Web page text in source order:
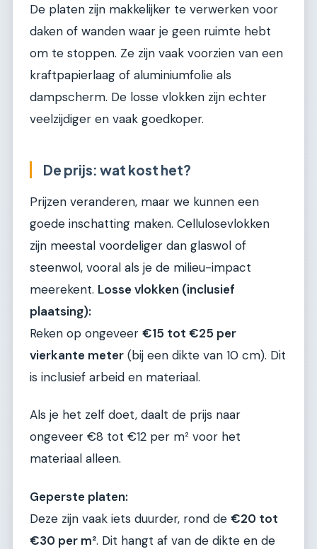
De platen zijn makkelijker te verwerken voor
daken of wanden waar je geen ruimte hebt
om te stoppen. Ze zijn vaak voorzien van een
kraftpapierlaag of aluminiumfolie als
dampscherm. De losse vlokken zijn echter
veelzijdiger en vaak goedkoper.
De prijs: wat kost het?
Prijzen veranderen, maar we kunnen een
goede inschatting maken. Cellulosevlokken
zijn meestal voordeliger dan glaswol of
steenwol, vooral als je de milieu-impact
meerekent. Losse vlokken (inclusief
plaatsing):
Reken op ongeveer €15 tot €25 per
vierkante meter (bij een dikte van 10 cm). Dit
is inclusief arbeid en materiaal.
Als je het zelf doet, daalt de prijs naar
ongeveer €8 tot €12 per m² voor het
materiaal alleen.
Geperste platen:
Deze zijn vaak iets duurder, rond de €20 tot
€30 per m². Dit hangt af van de dikte en de